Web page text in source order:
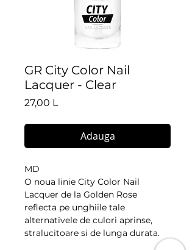
GR City Color Nail
Lacquer - Clear
27,00 L
Adauga
MD
O noua linie City Color Nail
Lacquer de la Golden Rose
reflecta pe unghiile tale
alternativele de culori aprinse,
stralucitoare si de lunga durata.